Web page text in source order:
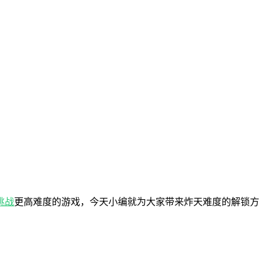
战更高难度的游戏，今天小编就为大家带来炸天难度的解锁方